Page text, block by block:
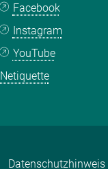
Facebook
Instagram
YouTube
Netiquette
Datenschutzhinweis